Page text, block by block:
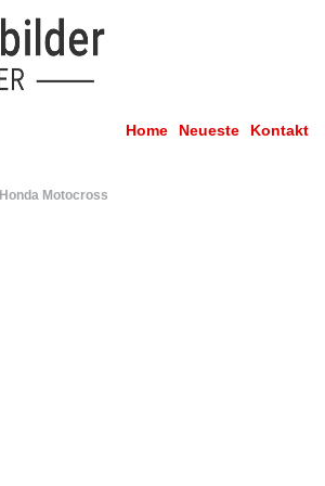
Home Neueste Kontakt
Honda Motocross